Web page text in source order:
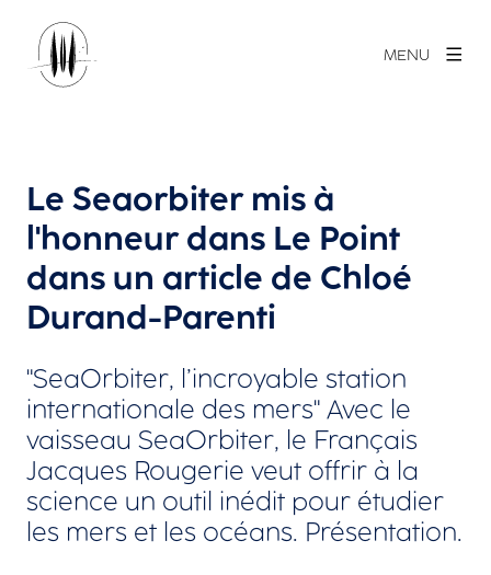
MENU
Le Seaorbiter mis à
l'honneur dans Le Point
dans un article de Chloé
Durand-Parenti
"SeaOrbiter, l’incroyable station
internationale des mers" Avec le
vaisseau SeaOrbiter, le Français
Jacques Rougerie veut offrir à la
science un outil inédit pour étudier
les mers et les océans. Présentation.